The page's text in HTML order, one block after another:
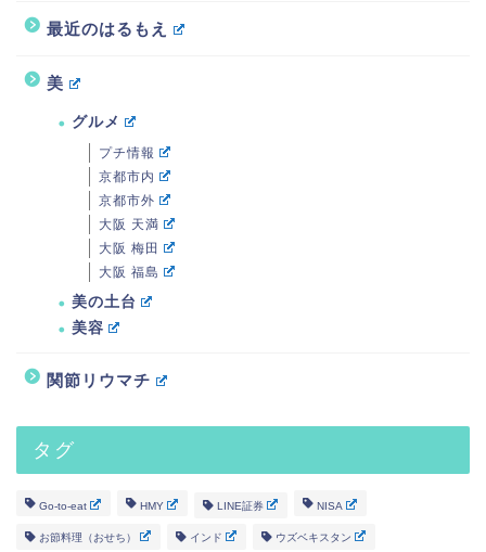
最近のはるもえ
美
グルメ
プチ情報
京都市内
京都市外
大阪 天満
大阪 梅田
大阪 福島
美の土台
美容
関節リウマチ
タグ
Go-to-eat HMY LINE証券 NISA
お節料理（おせち） インド ウズベキスタン